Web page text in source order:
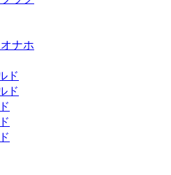
ナホ
ド
ド